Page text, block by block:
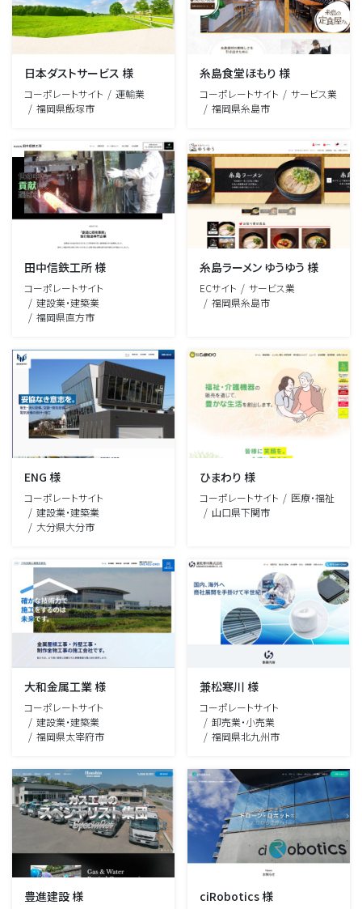
日本ダストサービス 様
コーポレートサイト
運輸業
福岡県飯塚市
糸島食堂ほもり 様
コーポレートサイト
サービス業
福岡県糸島市
田中信鉄工所 様
コーポレートサイト
建設業・建築業
福岡県直方市
糸島ラーメン ゆうゆう 様
ECサイト
サービス業
福岡県糸島市
ENG 様
コーポレートサイト
建設業・建築業
大分県大分市
ひまわり 様
コーポレートサイト
医療・福祉
山口県下関市
大和金属工業 様
コーポレートサイト
建設業・建築業
福岡県太宰府市
兼松寒川 様
コーポレートサイト
卸売業・小売業
福岡県北九州市
豊進建設 様 ciRobotics 様